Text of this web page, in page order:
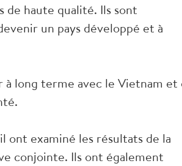
de haute qualité. Ils sont
un pays développé et à
à long terme avec le Vietnam et
ont examiné les résultats de la
conjointe. Ils ont également